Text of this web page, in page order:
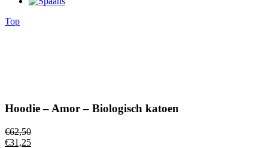
Top
Hoodie – Amor – Biologisch katoen
€62,50
€31,25